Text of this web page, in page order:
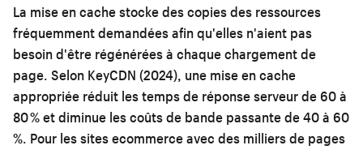
La mise en cache stocke des copies des ressources
fréquemment demandées afin qu'elles n'aient pas
besoin d'être régénérées à chaque chargement de
page. Selon KeyCDN (2024), une mise en cache
appropriée réduit les temps de réponse serveur de 60 à
80 % et diminue les coûts de bande passante de 40 à 60
%. Pour les sites ecommerce avec des milliers de pages